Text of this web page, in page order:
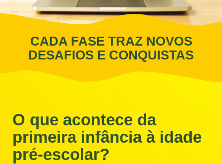
CADA FASE TRAZ NOVOS
DESAFIOS E CONQUISTAS
O que acontece da
primeira infância à idade
pré-escolar?